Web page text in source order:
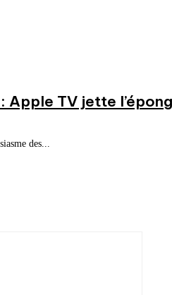
TV jette
des...